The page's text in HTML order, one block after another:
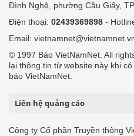
Đình Nghệ, phường Cầu Giấy,
Điện thoại: 02439369898 -
Email:
© 1997 Báo VietNamNet. All
lại thông tin từ website này khi
báo VietNamNet.
Liên hệ quảng cáo
Công ty Cổ phần Truyền thông